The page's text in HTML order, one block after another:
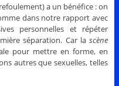
a un bénéfice : on
dans notre rapport avec
personnelles et répéter
séparation. Car lascène
pour mettre en forme, en
autres que sexuelles, telles